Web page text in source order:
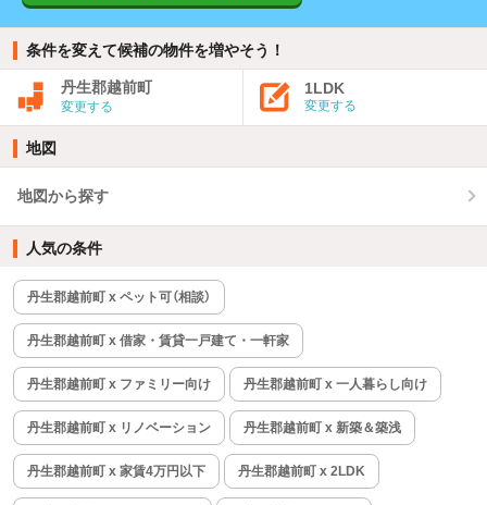
条件を変えて候補の物件を増やそう！
丹生郡越前町
変更する
1LDK
変更する
地図
地図から探す
人気の条件
丹生郡越前町 x ペット可（相談）
丹生郡越前町 x 借家・賃貸一戸建て・一軒家
丹生郡越前町 x ファミリー向け 丹生郡越前町 x 一人暮らし向け
丹生郡越前町 x リノベーション 丹生郡越前町 x 新築＆築浅
丹生郡越前町 x 家賃4万円以下 丹生郡越前町 x 2LDK